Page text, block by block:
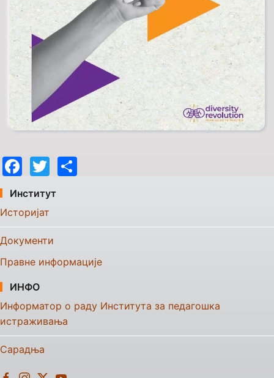
Facebook
Twitter
Институт
Историјат
Документи
Правне информације
ИНФО
Информатор о раду Института за педагошка
истраживања
Сарадња